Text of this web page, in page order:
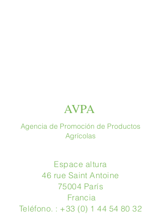
AVPA
Agencia de Promoción de Productos
Agrícolas
Espace altura
46 rue Saint Antoine
75004 París
​ Francia
Teléfono. : +33 (0) 1 44 54 80 32